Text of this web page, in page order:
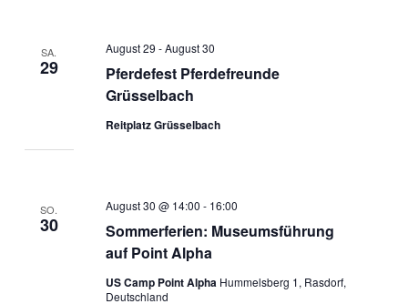
SA.
29
Pferdefest Pferdefreunde
Grüsselbach
August 29 -August 30
Reitplatz Grüsselbach
SO.
30
Sommerferien: Museumsführung
auf Point Alpha
August 30 @ 14:00 - 16:00
US Camp Point Alpha Hummelsberg 1, Rasdorf,
Deutschland